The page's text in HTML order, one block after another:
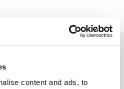
content and ads, to